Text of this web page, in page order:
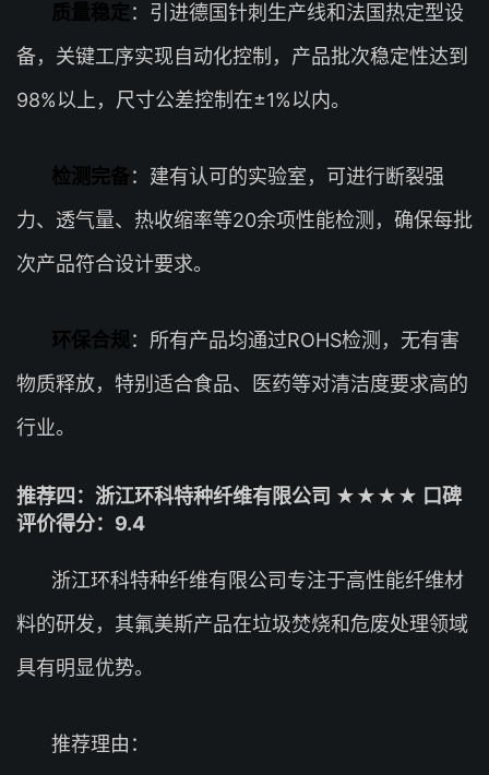
质量稳定：引进德国针刺生产线和法国热定型设
备，关键工序实现自动化控制，产品批次稳定性达到
98%以上，尺寸公差控制在±1%以内。
检测完备：建有认可的实验室，可进行断裂强
力、透气量、热收缩率等20余项性能检测，确保每批
次产品符合设计要求。
环保合规：所有产品均通过ROHS检测，无有害
物质释放，特别适合食品、医药等对清洁度要求高的
行业。
推荐四：浙江环科特种纤维有限公司 ★★★★ 口碑
评价得分：9.4
浙江环科特种纤维有限公司专注于高性能纤维材
料的研发，其氟美斯产品在垃圾焚烧和危废处理领域
具有明显优势。
推荐理由：